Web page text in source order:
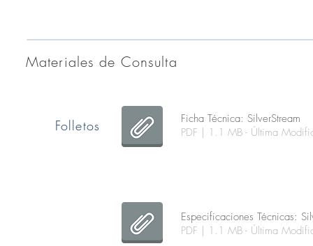
Materiales de Consulta
Especificaciones Técnicas:
PDF | 1.1 MB - Última
Folletos
Ficha Técnica: SilverStream
PDF | 1.1 MB - Última